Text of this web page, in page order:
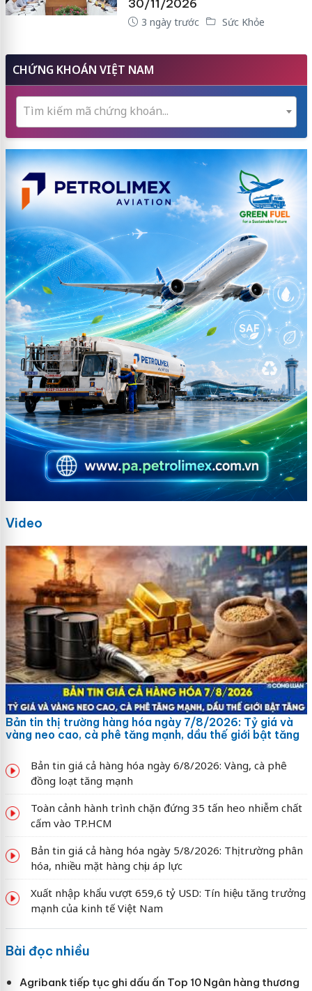
30/11/2026
3 ngày trước Sức Khỏe
CHỨNG KHOÁN VIỆT NAM
Tìm kiếm mã chứng khoán...
Video
Bản tin thị trường hàng hóa ngày 7/8/2026: Tỷ giá và
vàng neo cao, cà phê tăng mạnh, dầu thế giới bật tăng
Bản tin giá cả hàng hóa ngày 6/8/2026: Vàng, cà phê
đồng loạt tăng mạnh
Toàn cảnh hành trình chặn đứng 35 tấn heo nhiễm chất
cấm vào TP.HCM
Bản tin giá cả hàng hóa ngày 5/8/2026: Thị trường phân
hóa, nhiều mặt hàng chịu áp lực
Xuất nhập khẩu vượt 659,6 tỷ USD: Tín hiệu tăng trưởng
mạnh của kinh tế Việt Nam
Bài đọc nhiều
Agribank tiếp tục ghi dấu ấn Top 10 Ngân hàng thương